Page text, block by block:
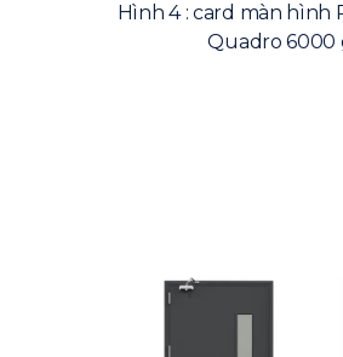
Hình 4 : card màn hình
Quadro 6000